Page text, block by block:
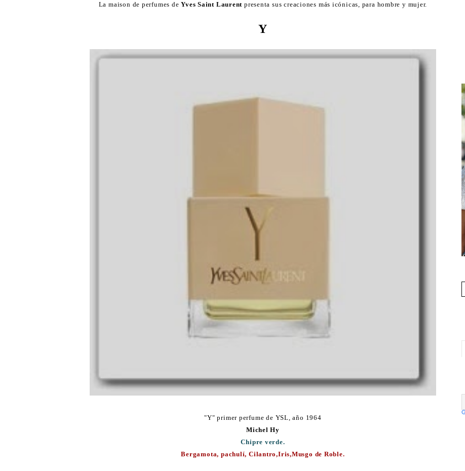
La maison de perfumes deYves Saint Laurent presenta sus creaciones más icónicas, para hombre y mujer.
Y
"Y" primer perfume de YSL, año 1964
Michel Hy
Chipre verde.
Bergamota, pachulí, Cilantro,Iris,Musgo de Roble.